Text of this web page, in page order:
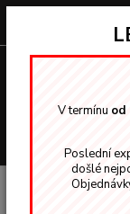
OSMO vosky,
V termínu od
Poslední
došlé